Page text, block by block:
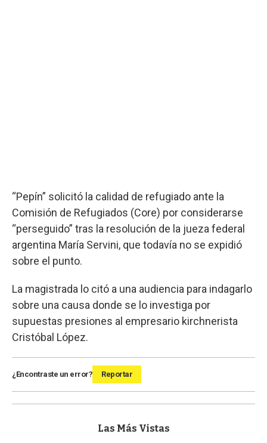
“Pepín” solicitó la calidad de refugiado ante la
Comisión de Refugiados (Core) por considerarse
“perseguido” tras la resolución de la jueza federal
argentina María Servini, que todavía no se expidió
sobre el punto.
La magistrada lo citó a una audiencia para indagarlo
sobre una causa donde se lo investiga por
supuestas presiones al empresario kirchnerista
Cristóbal López.
¿Encontraste un error? Reportar
Las Más Vistas